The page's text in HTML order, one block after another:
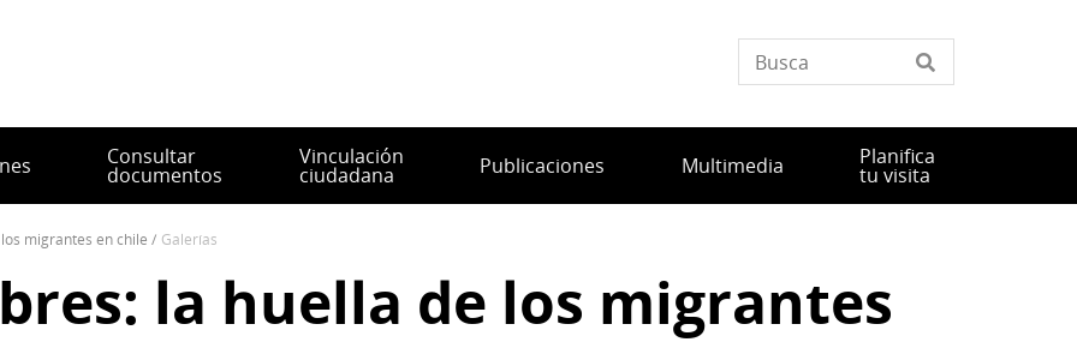
Consultar
documentos
Vinculación
ciudadana Publicaciones Multimedia Planifica
tu visita
migrantes en chile galerías
la huella de los migrantes